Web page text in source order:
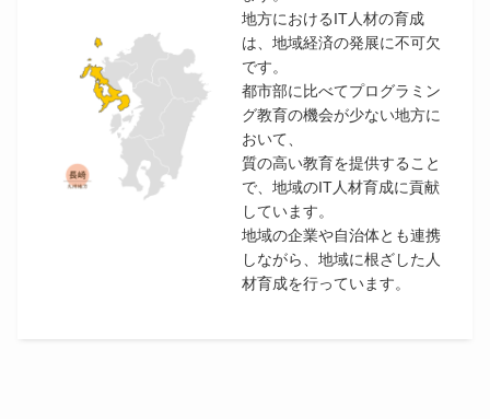
地方におけるIT人材の育成
は、地域経済の発展に不可欠
です。
都市部に比べてプログラミン
グ教育の機会が少ない地方に
おいて、
質の高い教育を提供すること
で、地域のIT人材育成に貢献
しています。
地域の企業や自治体とも連携
しながら、地域に根ざした人
材育成を行っています。